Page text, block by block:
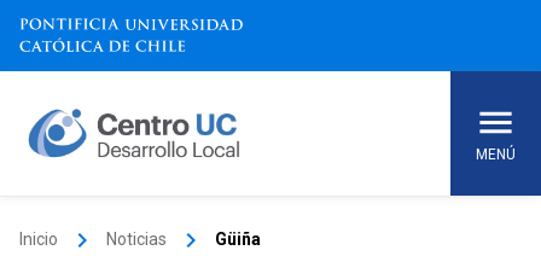
Skip
content
MENÚ
Inicio keyboard_arrow_right Noticias keyboard_arrow_right Güiña